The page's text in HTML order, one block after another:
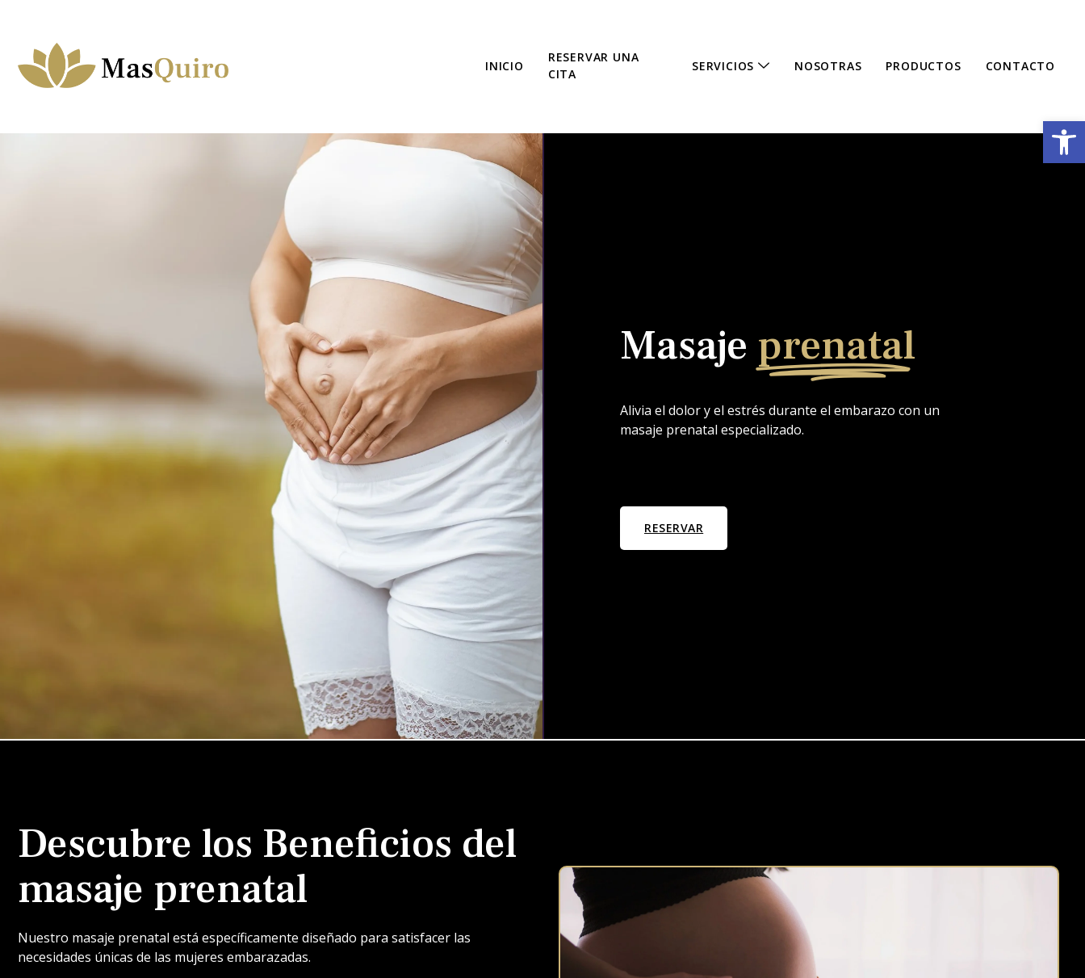
INICIO
RESERVAR UNA
CITA
SERVICIOS NOSOTRAS PRODUCTOS CONTACTO
Masaje prenatal
Alivia el dolor y el estrés durante el embarazo con un
masaje prenatal especializado.
RESERVAR
Descubre los Beneficios del
masaje prenatal
Nuestro masaje prenatal está específicamente diseñado para satisfacer las
necesidades únicas de las mujeres embarazadas.